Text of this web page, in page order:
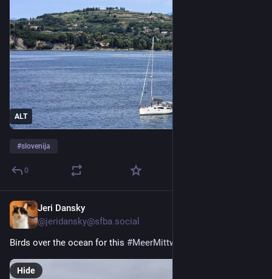
ALT
#slovenija
0
Jeri Dansky
@jeridansky@sfba.social
Birds over the ocean for this #MeerMittwoch
Hide